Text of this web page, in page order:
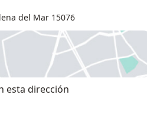
del Mar 15076
en una nueva pestaña
esta dirección